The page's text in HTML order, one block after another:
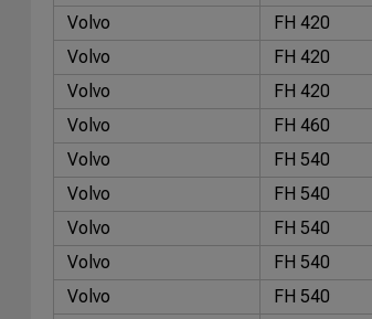
Volvo
FH 420
Volvo
FH 420
Volvo
FH 420
Volvo
FH 460
Volvo
FH 540
Volvo
FH 540
Volvo
FH 540
Volvo
FH 540
Volvo
FH 540